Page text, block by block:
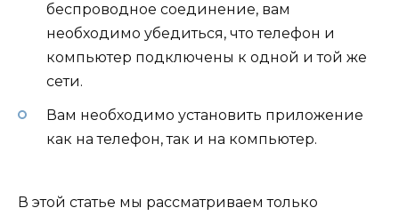
беспроводное соединение, вам
необходимо убедиться, что телефон и
компьютер подключены к одной и той же
сети.
Вам необходимо установить приложение
как на телефон, так и на компьютер.
В этой статье мы рассматриваем только